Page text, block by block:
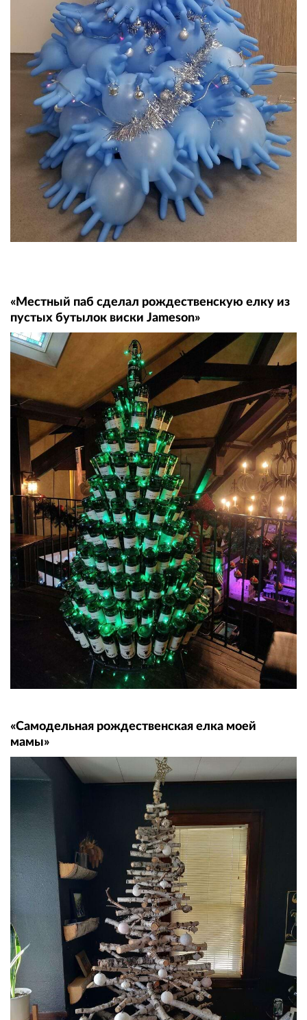
«Местный паб сделал рождественскую елку из
пустых бутылок виски Jameson»
«Самодельная рождественская елка моей
мамы»